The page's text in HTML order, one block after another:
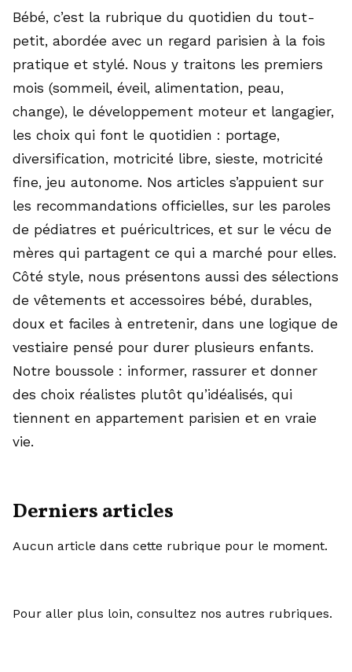
Bébé, c’est la rubrique du quotidien du tout-
petit, abordée avec un regard parisien à la fois
pratique et stylé. Nous y traitons les premiers
mois (sommeil, éveil, alimentation, peau,
change), le développement moteur et langagier,
les choix qui font le quotidien : portage,
diversification, motricité libre, sieste, motricité
fine, jeu autonome. Nos articles s’appuient sur
les recommandations officielles, sur les paroles
de pédiatres et puéricultrices, et sur le vécu de
mères qui partagent ce qui a marché pour elles.
Côté style, nous présentons aussi des sélections
de vêtements et accessoires bébé, durables,
doux et faciles à entretenir, dans une logique de
vestiaire pensé pour durer plusieurs enfants.
Notre boussole : informer, rassurer et donner
des choix réalistes plutôt qu’idéalisés, qui
tiennent en appartement parisien et en vraie
vie.
Derniers articles
Aucun article dans cette rubrique pour le moment.
Pour aller plus loin, consultez nos autres rubriques.